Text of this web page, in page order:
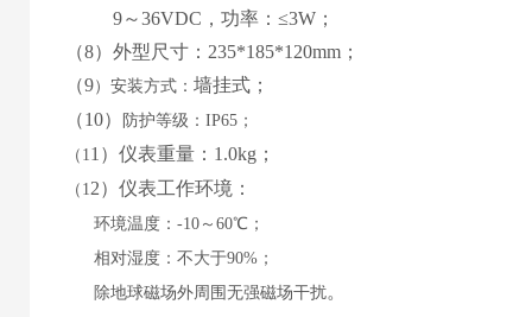
9～36VDC，功率：≤3W；
（8）外型尺寸： 235*185*120mm ；
（9） 安装方式： 墙挂式 ；
（10） 防护等级： IP65；
（ 11 ）仪表重量： 1.0kg；
（ 12）仪表工作环境：
环境温度： -10～60℃；
相对湿度：不大于90%；
除地球磁场外周围无强磁场干扰。